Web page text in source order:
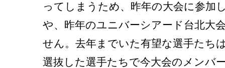
ってしまうため、昨年の大会に参加
や、昨年のユニバーシアード台北大
せん。去年までいた有望な選手たち
選抜した選手たちで今大会のメンバ